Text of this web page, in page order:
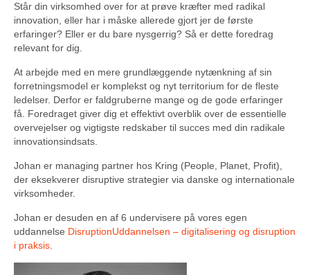
Står din virksomhed over for at prøve kræfter med radikal
innovation, eller har i måske allerede gjort jer de første
erfaringer? Eller er du bare nysgerrig? Så er dette foredrag
relevant for dig.
At arbejde med en mere grundlæggende nytænkning af sin
forretningsmodel er komplekst og nyt territorium for de fleste
ledelser. Derfor er faldgruberne mange og de gode erfaringer
få. Foredraget giver dig et effektivt overblik over de essentielle
overvejelser og vigtigste redskaber til succes med din radikale
innovationsindsats.
Johan er managing partner hos Kring (People, Planet, Profit),
der eksekverer disruptive strategier via danske og internationale
virksomheder.
Johan er desuden en af 6 undervisere på vores egen
uddannelse DisruptionUddannelsen – digitalisering og disruption
i praksis